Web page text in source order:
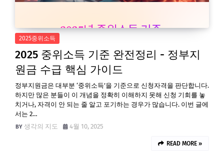
2025중위소득
2025 중위소득 기준 완전정리 - 정부지
원금 수급 핵심 가이드
정부지원금은 대부분 ‘중위소득’을 기준으로 신청자격을 판단합니다.
하지만 많은 분들이 이 개념을 정확히 이해하지 못해 신청 기회를 놓
치거나, 자격이 안 되는 줄 알고 포기하는 경우가 많습니다. 이번 글에
서는 2…
생각의 지도
4월 10, 2025
READ MORE »